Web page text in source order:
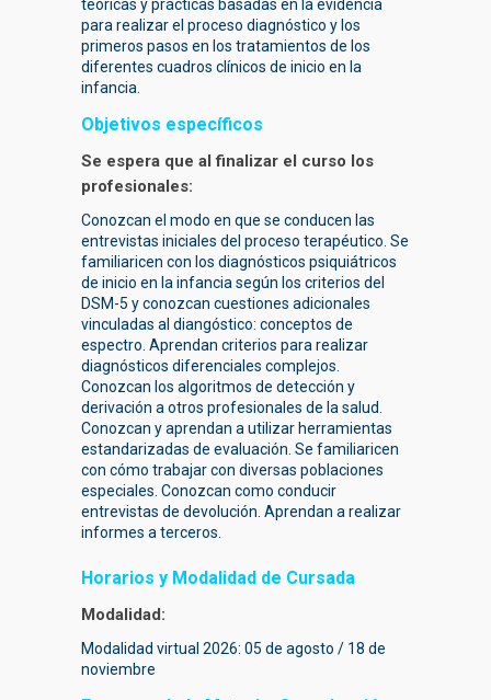
teóricas y prácticas basadas en la evidencia
para realizar el proceso diagnóstico y los
primeros pasos en los tratamientos de los
diferentes cuadros clínicos de inicio en la
infancia.
Objetivos específicos
Se espera que al finalizar el curso los
profesionales:
Conozcan el modo en que se conducen las
entrevistas iniciales del proceso terapéutico. Se
familiaricen con los diagnósticos psiquiátricos
de inicio en la infancia según los criterios del
DSM-5 y conozcan cuestiones adicionales
vinculadas al diangóstico: conceptos de
espectro. Aprendan criterios para realizar
diagnósticos diferenciales complejos.
Conozcan los algoritmos de detección y
derivación a otros profesionales de la salud.
Conozcan y aprendan a utilizar herramientas
estandarizadas de evaluación. Se familiaricen
con cómo trabajar con diversas poblaciones
especiales. Conozcan como conducir
entrevistas de devolución. Aprendan a realizar
informes a terceros.
Horarios y Modalidad de Cursada
Modalidad:
Modalidad virtual 2026: 05 de agosto / 18 de
noviembre